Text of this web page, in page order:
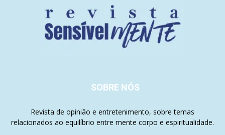
SOBRE NÓS
Revista de opinião e entretenimento, sobre temas
relacionados ao equilíbrio entre mente corpo e espiritualidade.